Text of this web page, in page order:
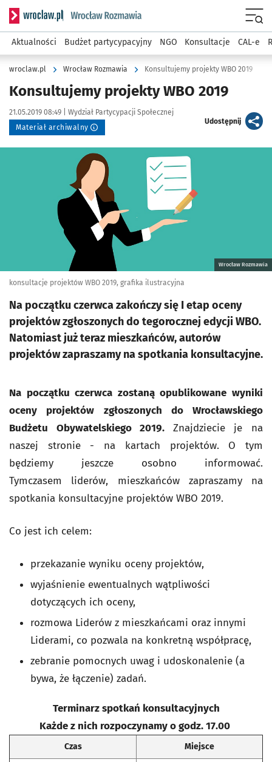
Serwis informacyjny wroclaw.pl podserwis: Rozmawia
Aktualności Budżet partycypacyjny NGO Konsultacje CAL-e
wroclaw.pl Wrocław Rozmawia Konsultujemy projekty WBO 2019
Konsultujemy projekty WBO 2019
Data publikacji:
21.05.2019 08:49 | Autor:
Wydział Partycypacji Społecznej
Materiał archiwalny
Udostępnijartykuł
Kliknij, aby powiększyć
Wrocław Rozmawia
konsultacje projektów WBO 2019, grafika ilustracyjna
Na początku czerwca zakończy się I etap oceny
projektów zgłoszonych do tegorocznej edycji WBO.
Natomiast już teraz mieszkańców, autorów
projektów zapraszamy na spotkania konsultacyjne.
Na początku czerwca zostaną opublikowane wyniki
oceny projektów zgłoszonych do Wrocławskiego
Budżetu Obywatelskiego 2019. Znajdziecie je na
naszej stronie - na kartach projektów. O tym
będziemy jeszcze osobno informować.
Tymczasem liderów, mieszkańców zapraszamy na
spotkania konsultacyjne projektów WBO 2019.
Co jest ich celem:
przekazanie wyniku oceny projektów,
wyjaśnienie ewentualnych wątpliwości
dotyczących ich oceny,
rozmowa Liderów z mieszkańcami oraz innymi
Liderami, co pozwala na konkretną współpracę,
zebranie pomocnych uwag i udoskonalenie (a
bywa, że łączenie) zadań.
Terminarz spotkań konsultacyjnych
Każde z nich rozpoczynamy o godz. 17.00
Czas Miejsce